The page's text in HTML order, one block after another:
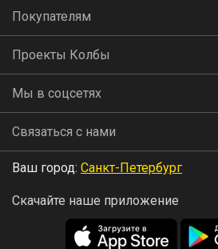
Покупателям
Проекты Колбы
Мы в соцсетях
Связаться с нами
Ваш город: Санкт-Петербург
Скачайте наше приложение